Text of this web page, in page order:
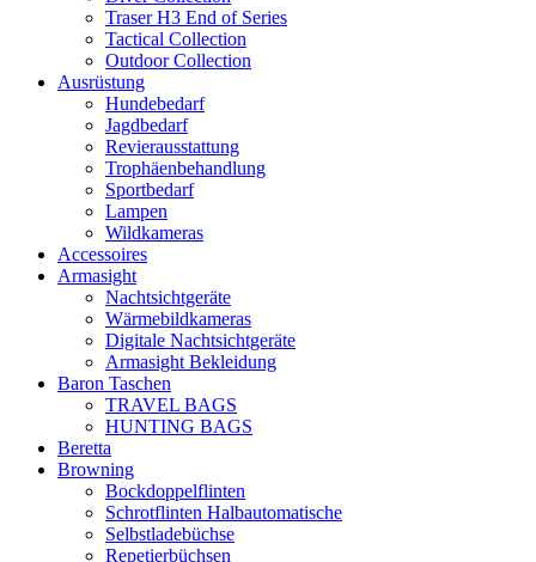
Traser H3 End of Series
Tactical Collection
Outdoor Collection
Ausrüstung
Hundebedarf
Jagdbedarf
Revierausstattung
Trophäenbehandlung
Sportbedarf
Lampen
Wildkameras
Accessoires
Armasight
Nachtsichtgeräte
Wärmebildkameras
Digitale Nachtsichtgeräte
Armasight Bekleidung
Baron Taschen
TRAVEL BAGS
HUNTING BAGS
Beretta
Browning
Bockdoppelflinten
Schrotflinten Halbautomatische
Selbstladebüchse
Repetierbüchsen